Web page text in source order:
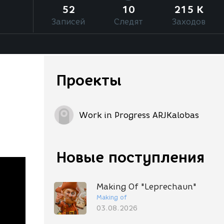
52
Записей
10
Следят
215 K
Заходов
Проекты
Work in Progress ARJKalobas
Новые поступления
Making Of "Leprechaun"
Making of
03.08.2026